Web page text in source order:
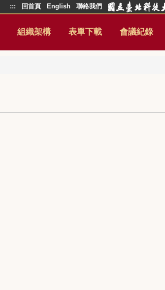
::: 回首頁 English 聯絡我們
組織架構 表單下載 會議紀錄